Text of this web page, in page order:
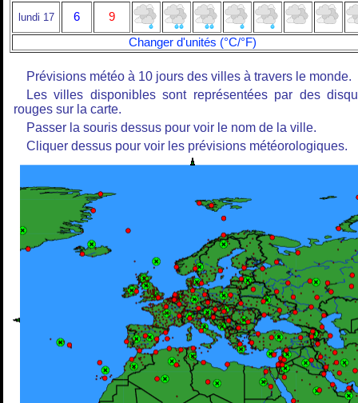
lundi 17 6
9
Changer d'unités (°C/°F)
Prévisions météo à 10 jours des villes à travers le monde.
Les villes disponibles sont représentées par des
rouges sur la carte.
Passer la souris dessus pour voir le nom de la ville.
Cliquer dessus pour voir les prévisions météorologiques.